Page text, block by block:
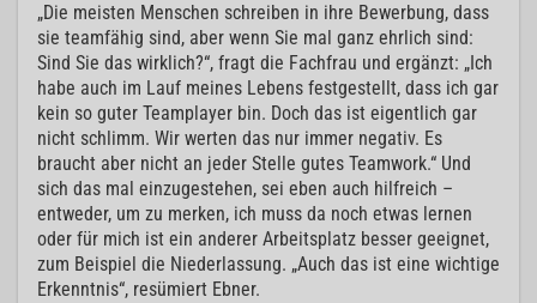
„Die meisten Menschen schreiben in ihre Bewerbung, dass
sie teamfähig sind, aber wenn Sie mal ganz ehrlich sind:
Sind Sie das wirklich?“, fragt die Fachfrau und ergänzt: „Ich
habe auch im Lauf meines Lebens festgestellt, dass ich gar
kein so guter Teamplayer bin. Doch das ist eigentlich gar
nicht schlimm. Wir werten das nur immer negativ. Es
braucht aber nicht an jeder Stelle gutes Teamwork.“ Und
sich das mal einzugestehen, sei eben auch hilfreich –
entweder, um zu merken, ich muss da noch etwas lernen
oder für mich ist ein anderer Arbeitsplatz besser geeignet,
zum Beispiel die Niederlassung. „Auch das ist eine wichtige
Erkenntnis“, resümiert Ebner.